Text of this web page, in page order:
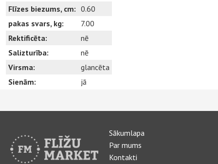
Flīzes biezums, cm: 0.60
pakas svars, kg:
7.00
Rektificēta:
nē
Salizturība:
nē
Virsma:
glancēta
Sienām:
jā
Sākumlapa
Par mums
Kontakti